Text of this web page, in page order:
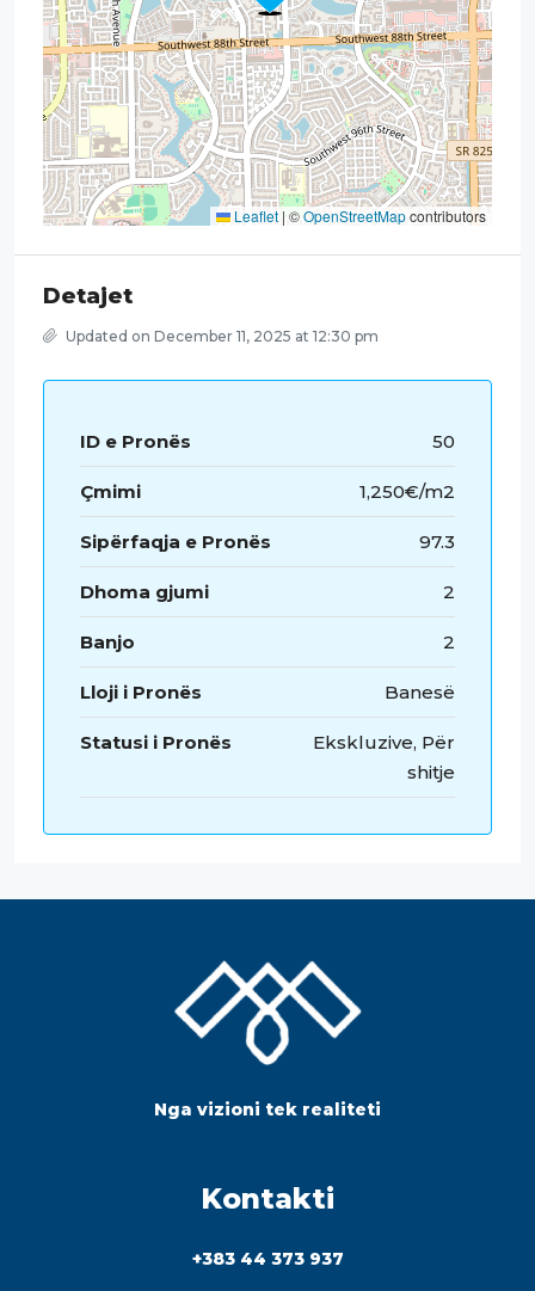
Leaflet | ©OpenStreetMapcontributors
Detajet
Updated on December 11, 2025 at 12:30 pm
ID e Pronës 50
Çmimi 1,250€/m2
Sipërfaqja e Pronës 97.3
Dhoma gjumi 2
Banjo 2
Lloji i Pronës Banesë
Statusi i Pronës
Ekskluzive, Për
shitje
Nga vizioni tek realiteti
Kontakti
+383 44 373 937